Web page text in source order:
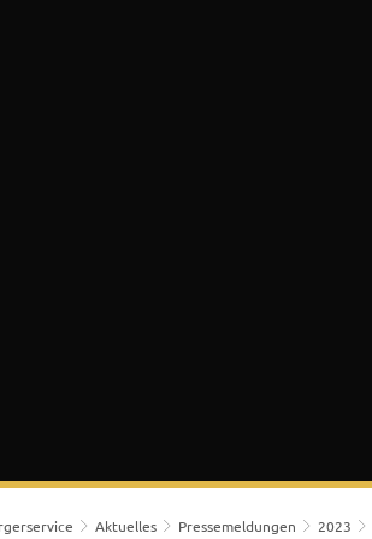
Aktuelles Pressemeldungen 2023